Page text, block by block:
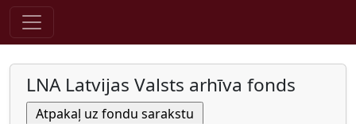
Pāriet uz saturu
LNA Latvijas Valsts arhīva fonds